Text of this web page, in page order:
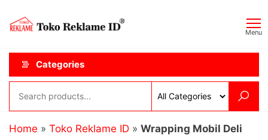
content
ID
Menu
Categories
Home » Toko Reklame ID » Wrapping Mobil Deli